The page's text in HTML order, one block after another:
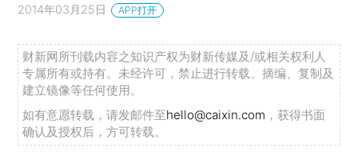
2014年03月25日 APP打开
财新网所刊载内容之知识产权为财新传媒及/或相关权利人
专属所有或持有。未经许可，禁止进行转载、摘编、复制及
建立镜像等任何使用。
如有意愿转载，请发邮件至hello@caixin.com ，获得书面
确认及授权后，方可转载。